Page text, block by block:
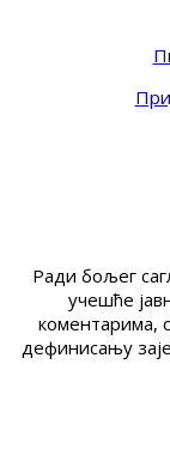
Ради бољег
учешће
коментарима,
дефинисању